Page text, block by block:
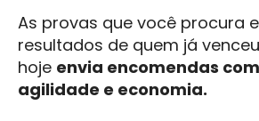
As provas que você procura
resultados de quem já
hoje envia encomendas
agilidade e economia.